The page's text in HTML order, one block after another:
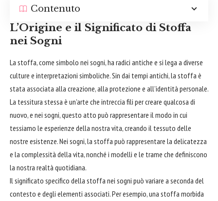
Contenuto
L’Origine e il Significato di Stoffa
nei Sogni
La stoffa, come simbolo nei sogni, ha radici antiche e si lega a diverse
culture e interpretazioni simboliche. Sin dai tempi antichi, la stoffa è
stata associata alla creazione, alla protezione e all’identità personale.
La tessitura stessa è un’arte che intreccia fili per creare qualcosa di
nuovo, e nei sogni, questo atto può rappresentare il modo in cui
tessiamo le esperienze della nostra vita, creando il tessuto delle
nostre esistenze. Nei sogni, la stoffa può rappresentare la delicatezza
e la complessità della vita, nonché i modelli e le trame che definiscono
la nostra realtà quotidiana.
Il significato specifico della stoffa nei sogni può variare a seconda del
contesto e degli elementi associati. Per esempio, una stoffa morbida